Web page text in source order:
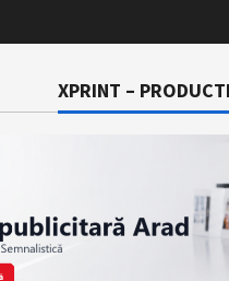
XPRINT –